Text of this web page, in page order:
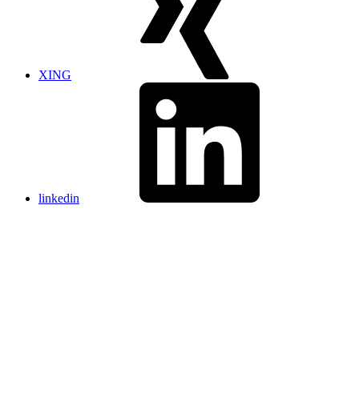
XING
linkedin